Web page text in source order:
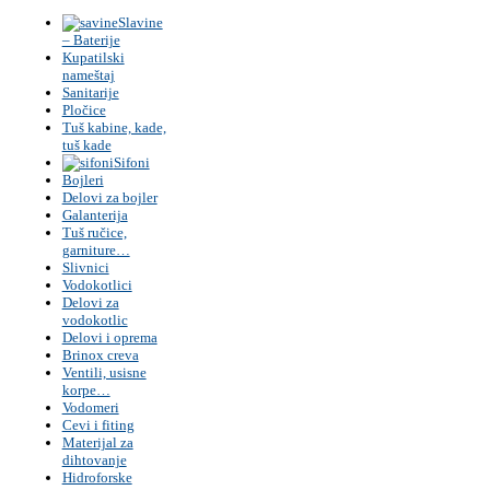
grejnih
sistema
Kvalitetna
oprema
dom
industriju.
Slavine
– Baterije
Kupatilski
nameštaj
Sanitarije
Pločice
Tuš kabine, kade,
tuš kade
Sifoni
Bojleri
Delovi za bojler
Galanterija
Tuš ručice,
garniture…
Slivnici
Vodokotlici
Delovi za
vodokotlic
Delovi i oprema
Brinox creva
Ventili, usisne
korpe…
Vodomeri
Cevi i fiting
Materijal za
dihtovanje
Hidroforske